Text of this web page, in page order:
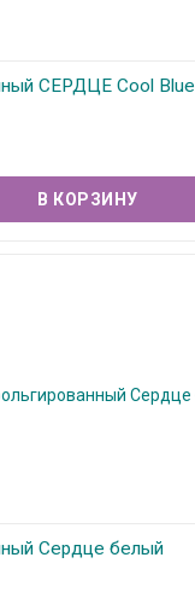
СЕРДЦЕ Cool Blue
Сердце белый